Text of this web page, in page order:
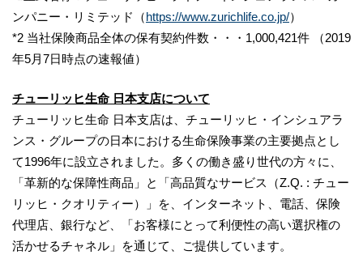
ンパニー・リミテッド（https://www.zurichlife.co.jp/）
*2 当社保険商品全体の保有契約件数・・・1,000,421件 （2019
年5月7日時点の速報値）
チューリッヒ生命 日本支店について
チューリッヒ生命 日本支店は、チューリッヒ・インシュアラ
ンス・グループの日本における生命保険事業の主要拠点とし
て1996年に設立されました。多くの働き盛り世代の方々に、
「革新的な保障性商品」と「高品質なサービス（Z.Q. : チュー
リッヒ・クオリティー）」を、インターネット、電話、保険
代理店、銀行など、「お客様にとって利便性の高い選択権の
活かせるチャネル」を通じて、ご提供しています。